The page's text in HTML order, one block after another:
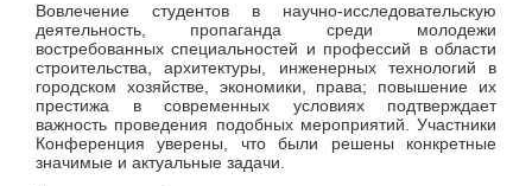
Вовлечение студентов в научно-исследовательскую
деятельность, пропаганда среди молодежи
востребованных специальностей и профессий в области
строительства, архитектуры, инженерных технологий в
городском хозяйстве, экономики, права; повышение их
престижа в современных условиях подтверждает
важность проведения подобных мероприятий. Участники
Конференция уверены, что были решены конкретные
значимые и актуальные задачи.